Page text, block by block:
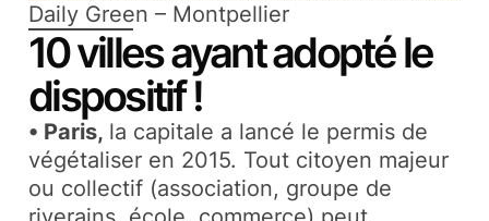
Daily Green – Montpellier
10 villes ayant adopté le
dispositif !
• Paris, la capitale a lancé le permis de
végétaliser en 2015. Tout citoyen majeur
ou collectif (association, groupe de